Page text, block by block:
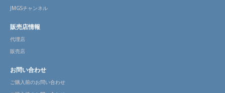
JMGSチャンネル
販売店情報
代理店
販売店
お問い合わせ
ご購入前のお問い合わせ